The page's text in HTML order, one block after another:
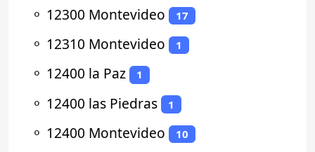
⚬ 12300 Montevideo 17
⚬ 12310 Montevideo 1
⚬ 12400 la Paz 1
⚬ 12400 las Piedras 1
⚬ 12400 Montevideo 10